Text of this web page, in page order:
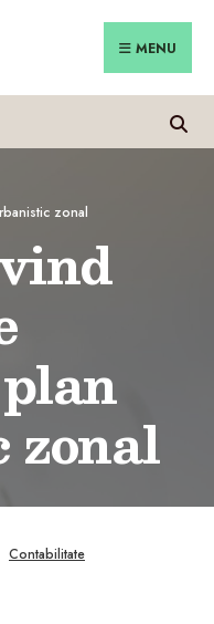
MENU
zonal
Contabilitate
Close